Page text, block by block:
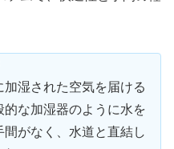
湿された空気を届ける
な加湿器のように水を
がなく、水道と直結し